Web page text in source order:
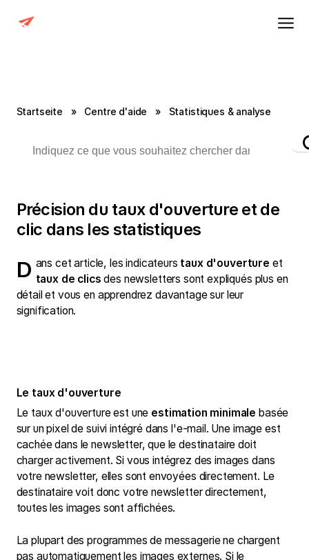
Startseite » Centre d'aide » Statistiques & analyse
Précision du taux d'ouverture et de
clic dans les statistiques
Dans cet article, les indicateurs taux d'ouverture et
taux de clics des newsletters sont expliqués plus en
détail et vous en apprendrez davantage sur leur
signification.
Le taux d'ouverture
Le taux d'ouverture est une estimation minimale basée
sur un pixel de suivi intégré dans l'e-mail. Une image est
cachée dans le newsletter, que le destinataire doit
charger activement. Si vous intégrez des images dans
votre newsletter, elles sont envoyées directement. Le
destinataire voit donc votre newsletter directement,
toutes les images sont affichées.
La plupart des programmes de messagerie ne chargent
pas automatiquement les images externes. Si le